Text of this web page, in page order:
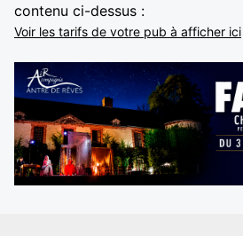
contenu ci-dessus :
Voir les tarifs de votre pub à afficher ici